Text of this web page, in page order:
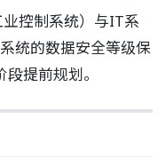
控制系统）与IT系
统的数据安全等级保
提前规划。